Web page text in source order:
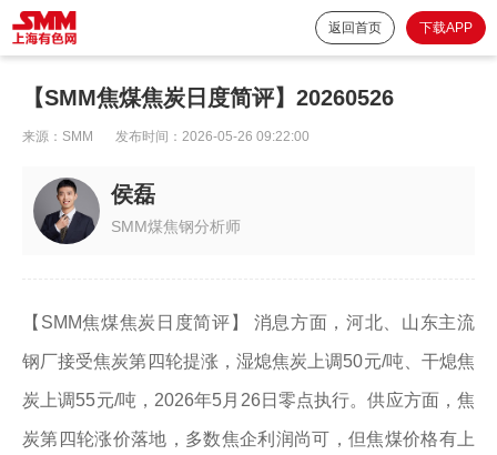
返回首页 下载APP
【SMM焦煤焦炭日度简评】20260526
来源： SMM 发布时间： 2026-05-26 09:22:00
侯磊
SMM煤焦钢分析师
【SMM焦煤焦炭日度简评】 消息方面，河北、山东主流
钢厂接受焦炭第四轮提涨，湿熄焦炭上调50元/吨、干熄焦
炭上调55元/吨，2026年5月26日零点执行。供应方面，焦
炭第四轮涨价落地，多数焦企利润尚可，但焦煤价格有上